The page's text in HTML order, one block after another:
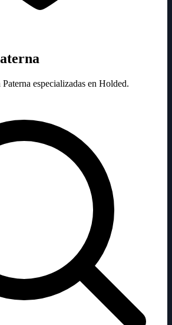
especializadas en Holded.